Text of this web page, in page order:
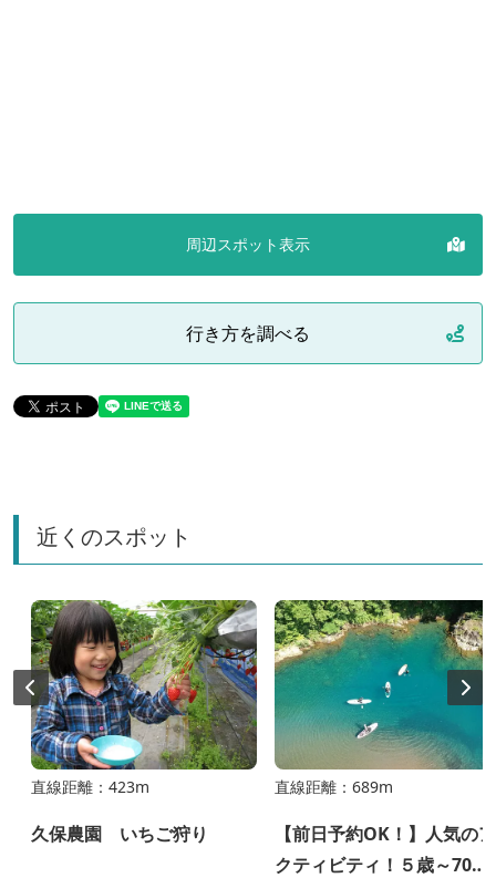
周辺スポット表示
行き方を調べる
近くのスポット
直線距離：423m
久保農園 いちご狩り
直線距離：689m
【前日予約OK！】人気のア
クティビティ！５歳～70歳